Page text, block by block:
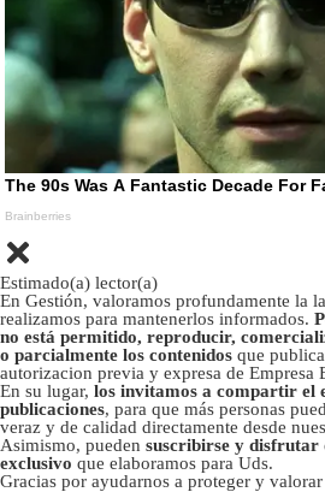
Estimado(a) lector(a)
En Gestión, valoramos profundamente la
realizamos para mantenerlos informados.
no está permitido, reproducir,
o parcialmente los contenidos que
autorizacion previa y expresa de Empresa
En su lugar, los invitamos a compartir el
publicaciones, para que más personas
veraz y de calidad directamente desde
Asimismo, pueden suscribirse y disfrutar
exclusivo que elaboramos para Uds.
Gracias por ayudarnos a proteger y valorar